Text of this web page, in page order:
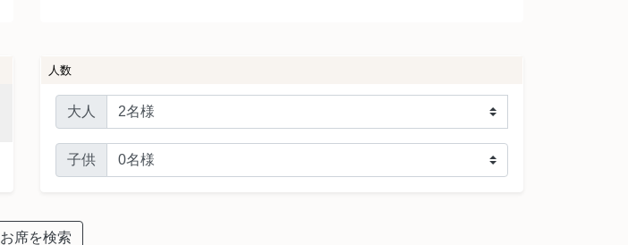
人数
大人
子供
お席を検索